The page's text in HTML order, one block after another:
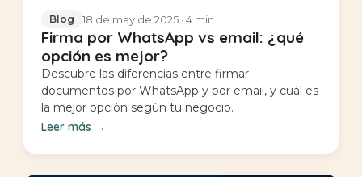
Blog 18 de may de 2025 · 4 min
Firma por WhatsApp vs email: ¿qué
opción es mejor?
Descubre las diferencias entre firmar
documentos por WhatsApp y por email, y cuál es
la mejor opción según tu negocio.
Leer más →